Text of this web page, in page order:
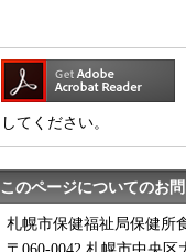
してください。
このページについてのお
札幌市保健福祉局保健所
〒060-0042 札幌市中央